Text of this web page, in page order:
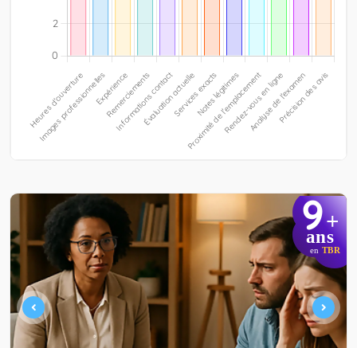
9+
ans
en TBR